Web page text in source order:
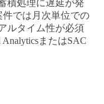
積処理に遅延が発
では月次単位での
ルタイム性が必須
またはSAC